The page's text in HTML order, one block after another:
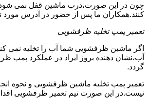
چون در این صورت،درب ماشین قفل نمی شود
کنند.همکاران ما پس از حضور در آدرس مورد
تعمیر پمپ تخلیه ظرفشویی
اگر ماشین ظرفشویی شما آب را تخلیه نمی
آب،نشان دهنده بروز ایراد در عملکرد
گردد.
تعمیر پمپ تخلیه ماشین ظرفشویی و نحوه
نیست.در این صورت تیم تعمیر ظرفشویی